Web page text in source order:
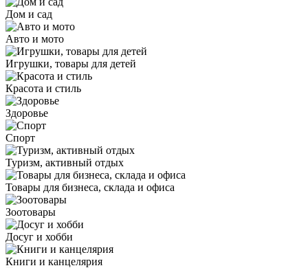
Дом и сад
Авто и мото
Игрушки, товары для детей
Красота и стиль
Здоровье
Спорт
Туризм, активный отдых
Товары для бизнеса, склада и офиса
Зоотовары
Досуг и хобби
Книги и канцелярия